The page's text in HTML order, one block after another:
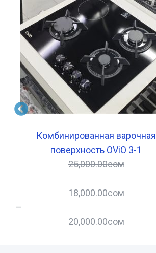
Комбинированная варочная
поверхность OViO 3-1
25,000.00сом
18,000.00сом
–
20,000.00сом